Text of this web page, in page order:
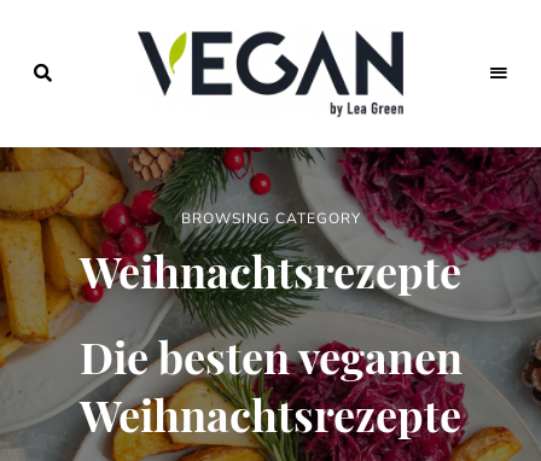
veggies
Foodblog
für
einfache
vegane
Rezepte,
saisonales
Kochen,
veganer
Lifestyle
BROWSING CATEGORY
Weihnachtsrezepte
Die besten veganen
Weihnachtsrezepte